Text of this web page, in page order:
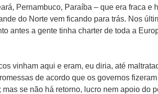
Pernambuco, Paraíba – que era fraca e
do Norte vem ficando para trás. Nos
antes a gente tinha charter de toda a
vinham aqui e eram, eu diria, até
de acordo que os governos
se não há retorno, lucro nem apoio do